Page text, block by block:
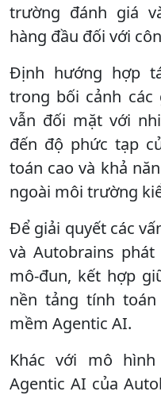
trường đánh giá
hàng đầu đối với
Định hướng hợp
trong bối cảnh
vẫn đối mặt với
đến độ phức tạp
toán cao và khả
ngoài môi trường
Để giải quyết các
và Autobrains
mô-đun, kết hợp
nền tảng tính
mềm Agentic AI.
Khác với mô
Agentic AI của